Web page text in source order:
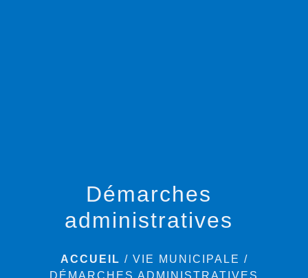
Démarches
administratives
ACCUEIL / VIE MUNICIPALE /